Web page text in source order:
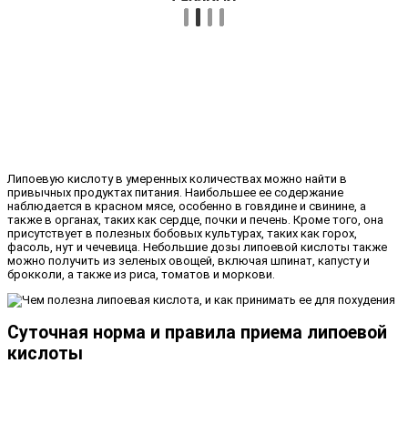
Липоевую кислоту в умеренных количествах можно найти в
привычных продуктах питания. Наибольшее ее содержание
наблюдается в красном мясе, особенно в говядине и свинине, а
также в органах, таких как сердце, почки и печень. Кроме того, она
присутствует в полезных бобовых культурах, таких как горох,
фасоль, нут и чечевица. Небольшие дозы липоевой кислоты также
можно получить из зеленых овощей, включая шпинат, капусту и
брокколи, а также из риса, томатов и моркови.
Суточная норма и правила приема липоевой
кислоты